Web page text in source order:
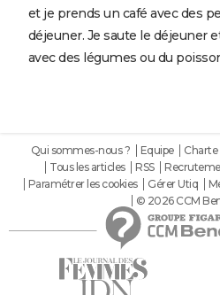
et je prends un café avec des
déjeuner. Je saute le déjeuner
avec des légumes ou du
Qui sommes-nous ? Equipe Charte
Tous les articles
RSS
Paramétrer les cookies
Gérer Utiq
© 2026 CCM